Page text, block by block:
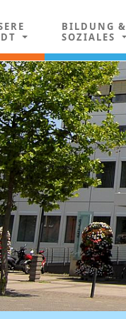
BILDUNG &
SOZIALES